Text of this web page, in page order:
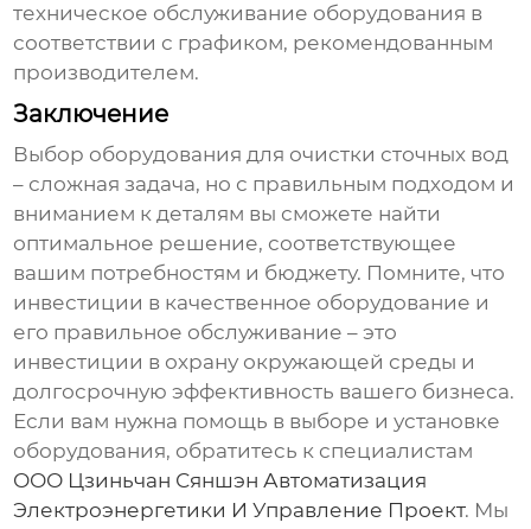
техническое обслуживание оборудования в
соответствии с графиком, рекомендованным
производителем.
Заключение
Выбор оборудования для очистки сточных вод
– сложная задача, но с правильным подходом и
вниманием к деталям вы сможете найти
оптимальное решение, соответствующее
вашим потребностям и бюджету. Помните, что
инвестиции в качественное оборудование и
его правильное обслуживание – это
инвестиции в охрану окружающей среды и
долгосрочную эффективность вашего бизнеса.
Если вам нужна помощь в выборе и установке
оборудования, обратитесь к специалистам
ООО Цзиньчан Сяншэн Автоматизация
Электроэнергетики И Управление Проект. Мы